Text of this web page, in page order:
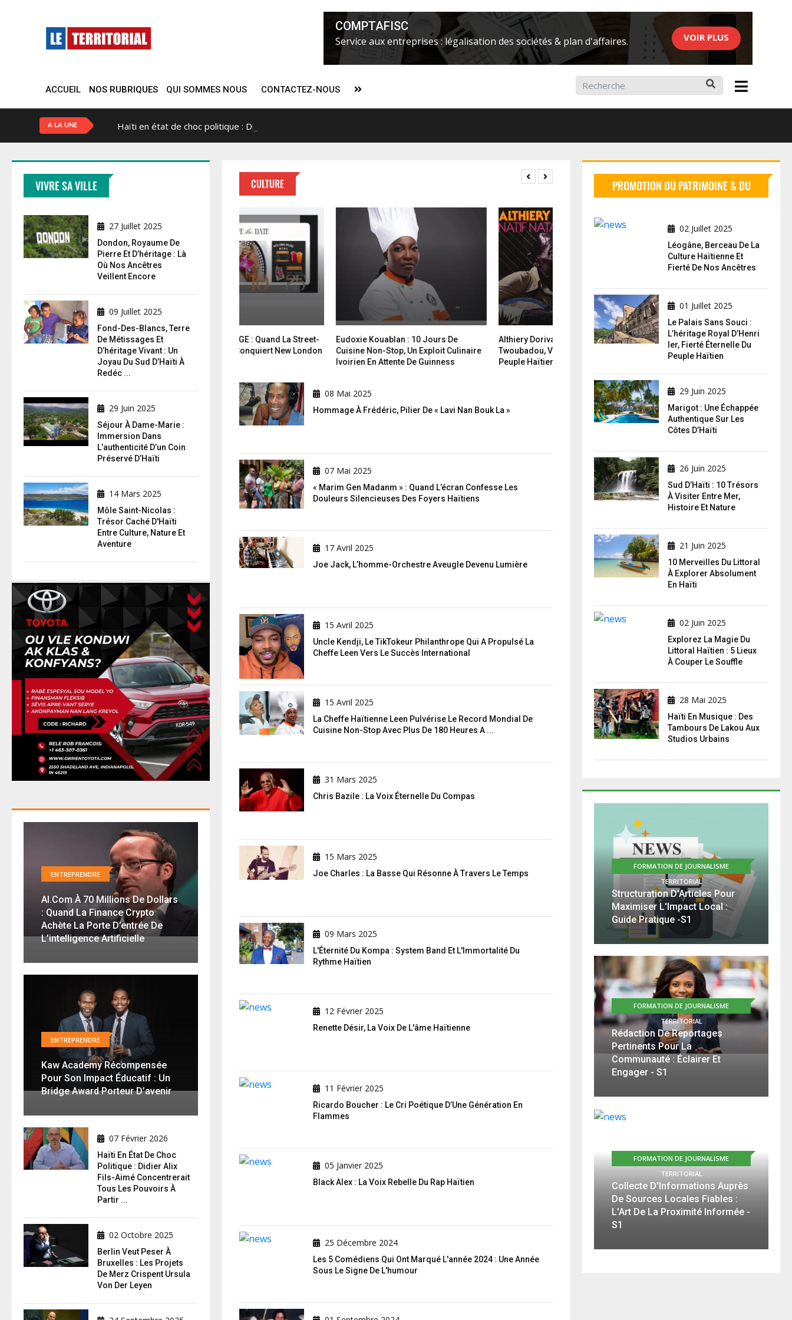
COMPTAFISC
Service aux entreprises : légalisation des sociétés & plan d'affaires. VOIR PLUS
ACCUEIL NOS RUBRIQUES QUI SOMMES NOUS CONTACTEZ-NOUS
A LA UNE Haïti en état de choc politique : Didier Alix Fils-Aimé concentrerait tous les pouvoirs à partir du 7 février 2026
CULTURE
Michel Ou L’éloge De L’amour
PATE KODE 2 PLOGE : Quand La Street-
Food Haïtienne Conquiert New London
- Connecticut
Eudoxie Kouablan : 10 Jours De
Cuisine Non-Stop, Un Exploit Culinaire
Ivoirien En Attente De Guinness
Althiery Dorival : Le Dernier Gardien Du
Twoubadou, Voix Authentique Du
Peuple Haïtien
Coupé Cloué, L’Ambassadeur Du
: Quand Haïti A Fait Danser Toute
L’Afrique
08 Mai 2025
Hommage À Frédéric, Pilier De « Lavi Nan Bouk La »
07 Mai 2025
« Marim Gen Madanm » : Quand L’écran Confesse Les
Douleurs Silencieuses Des Foyers Haïtiens
17 Avril 2025
Joe Jack, L’homme-Orchestre Aveugle Devenu Lumière
15 Avril 2025
Uncle Kendji, Le TikTokeur Philanthrope Qui A Propulsé La
Cheffe Leen Vers Le Succès International
15 Avril 2025
La Cheffe Haïtienne Leen Pulvérise Le Record Mondial De
Cuisine Non-Stop Avec Plus De 180 Heures A ...
31 Mars 2025
Chris Bazile : La Voix Éternelle Du Compas
15 Mars 2025
Joe Charles : La Basse Qui Résonne À Travers Le Temps
09 Mars 2025
L'Éternité Du Kompa : System Band Et L'Immortalité Du
Rythme Haïtien
12 Février 2025
Renette Désir, La Voix De L'âme Haïtienne
11 Février 2025
Ricardo Boucher : Le Cri Poétique D’Une Génération En
Flammes
05 Janvier 2025
Black Alex : La Voix Rebelle Du Rap Haïtien
25 Décembre 2024
Les 5 Comédiens Qui Ont Marqué L'année 2024 : Une Année
Sous Le Signe De L'humour
VIVRE SA VILLE
27 Juillet 2025
Dondon, Royaume De
Pierre Et D’héritage : Là
Où Nos Ancêtres
Veillent Encore
09 Juillet 2025
Fond-Des-Blancs, Terre
De Métissages Et
D’héritage Vivant : Un
Joyau Du Sud D’Haïti À
Redéc ...
29 Juin 2025
Séjour À Dame-Marie :
Immersion Dans
L’authenticité D’un Coin
Préservé D’Haïti
14 Mars 2025
Môle Saint-Nicolas :
Trésor Caché D'Haïti
Entre Culture, Nature Et
Aventure
ENTREPRENDRE
AI.com À 70 Millions De Dollars
: Quand La Finance Crypto
Achète La Porte D’entrée De
L’intelligence Artificielle
ENTREPRENDRE
Kaw Academy Récompensée
Pour Son Impact Éducatif : Un
Bridge Award Porteur D’avenir
07 Février 2026
Haïti En État De Choc
Politique : Didier Alix
Fils-Aimé Concentrerait
Tous Les Pouvoirs À
Partir ...
02 Octobre 2025
Berlin Veut Peser À
Bruxelles : Les Projets
De Merz Crispent Ursula
Von Der Leyen
PROMOTION DU PATRIMOINE & DU
02 Juillet 2025
Léogâne, Berceau De La
Culture Haïtienne Et
Fierté De Nos Ancêtres
01 Juillet 2025
Le Palais Sans Souci :
L’héritage Royal D’Henri
Ier, Fierté Éternelle Du
Peuple Haïtien
29 Juin 2025
Marigot : Une Échappée
Authentique Sur Les
Côtes D’Haïti
26 Juin 2025
Sud D’Haïti : 10 Trésors
À Visiter Entre Mer,
Histoire Et Nature
21 Juin 2025
10 Merveilles Du Littoral
À Explorer Absolument
En Haïti
02 Juin 2025
Explorez La Magie Du
Littoral Haïtien : 5 Lieux
À Couper Le Souffle
28 Mai 2025
Haïti En Musique : Des
Tambours De Lakou Aux
Studios Urbains
FORMATION DE JOURNALISME
TERRITORIAL
Structuration D'Articles Pour
Maximiser L'Impact Local :
Guide Pratique -S1
FORMATION DE JOURNALISME
TERRITORIAL
Rédaction De Reportages
Pertinents Pour La
Communauté : Éclairer Et
Engager - S1
FORMATION DE JOURNALISME
TERRITORIAL
Collecte D'Informations Auprès
De Sources Locales Fiables :
L'Art De La Proximité Informée -
S1